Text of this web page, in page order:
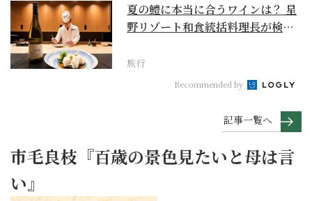
夏の鱧に本当に合うワインは？ 星
野リゾート和食統括料理長が検証
旅行
Recommended by
記事一覧へ
市毛良枝『百歳の景色見たいと母は言
い』